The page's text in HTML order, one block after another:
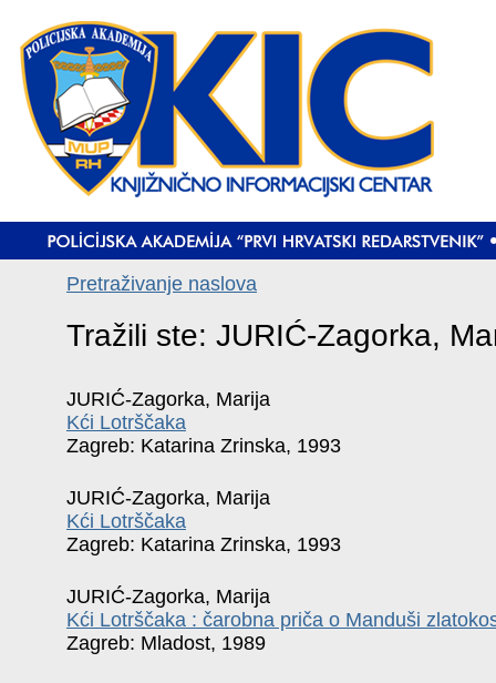
Pretraživanje naslova
Tražili ste: JURIĆ-Zagorka,
JURIĆ-Zagorka, Marija
Kći Lotrščaka
Zagreb: Katarina Zrinska, 1993
JURIĆ-Zagorka, Marija
Kći Lotrščaka
Zagreb: Katarina Zrinska, 1993
JURIĆ-Zagorka, Marija
Kći Lotrščaka : čarobna priča o Manduši
Zagreb: Mladost, 1989